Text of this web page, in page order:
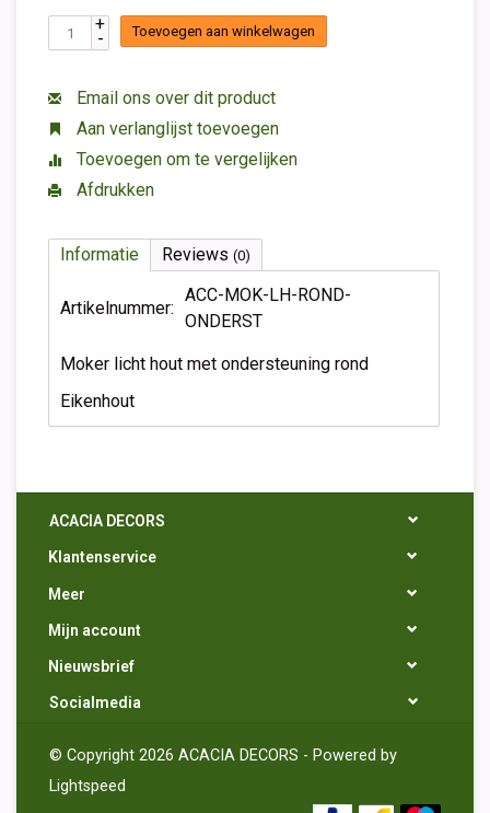
+
- Toevoegen aan winkelwagen
Email ons over dit product
Aan verlanglijst toevoegen
Toevoegen om te vergelijken
Afdrukken
Informatie Reviews (0)
Artikelnummer:
ACC-MOK-LH-ROND-
ONDERST
Moker licht hout met ondersteuning rond
Eikenhout
ACACIA DECORS
Klantenservice
Meer
Mijn account
Nieuwsbrief
Socialmedia
© Copyright 2026 ACACIA DECORS - Powered by
Lightspeed